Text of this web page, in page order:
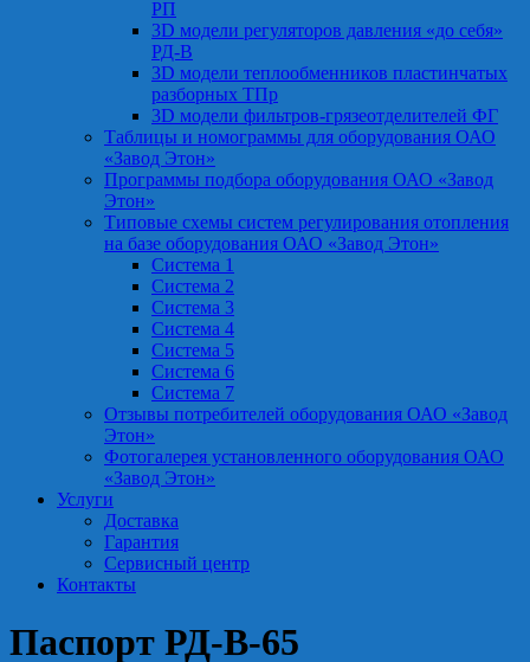
РП
3D модели регуляторов давления «до себя»
РД-В
3D модели теплообменников пластинчатых
разборных ТПр
3D модели фильтров-грязеотделителей ФГ
Таблицы и номограммы для оборудования ОАО
«Завод Этон»
Программы подбора оборудования ОАО «Завод
Этон»
Типовые схемы систем регулирования отопления
на базе оборудования ОАО «Завод Этон»
Система 1
Система 2
Система 3
Система 4
Система 5
Система 6
Система 7
Отзывы потребителей оборудования ОАО «Завод
Этон»
Фотогалерея установленного оборудования ОАО
«Завод Этон»
Услуги
Доставка
Гарантия
Сервисный центр
Контакты
Паспорт РД-В-65